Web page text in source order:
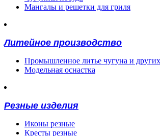
Мангалы и решетки для гриля
Литейное производство
Промышленное литье чугуна и
Модельная оснастка
Резные изделия
Иконы резные
Кресты резные